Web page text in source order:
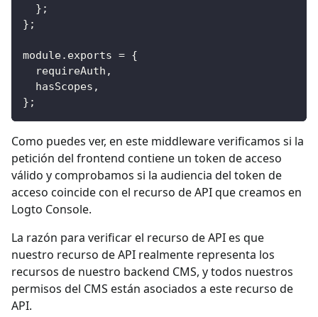
} ;
} ;
module. exports = {
  requireAuth
,
  hasScopes
,
} ;
Como puedes ver, en este middleware verificamos si la
petición del frontend contiene un token de acceso
válido y comprobamos si la audiencia del token de
acceso coincide con el recurso de API que creamos en
Logto Console.
La razón para verificar el recurso de API es que
nuestro recurso de API realmente representa los
recursos de nuestro backend CMS, y todos nuestros
permisos del CMS están asociados a este recurso de
API.